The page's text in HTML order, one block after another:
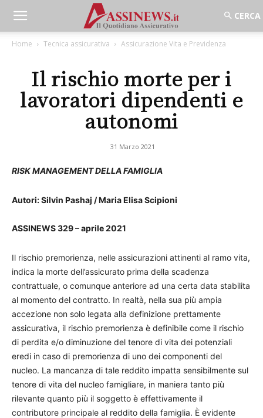
Home Tecnica assicurativa Assicurazione Vita e Previdenza
Il rischio morte per i
lavoratori dipendenti e
autonomi
31 Marzo 2021
RISK MANAGEMENT DELLA FAMIGLIA
Autori: Silvin Pashaj / Maria Elisa Scipioni
ASSINEWS 329 – aprile 2021
Il rischio premorienza, nelle assicurazioni attinenti al ramo vita,
indica la morte dell’assicurato prima della scadenza
contrattuale, o comunque anteriore ad una certa data stabilita
al momento del contratto. In realtà, nella sua più ampia
accezione non solo legata alla definizione prettamente
assicurativa, il rischio premorienza è definibile come il rischio
di perdita e/o diminuzione del tenore di vita dei potenziali
eredi in caso di premorienza di uno dei componenti del
nucleo. La mancanza di tale reddito impatta sensibilmente sul
tenore di vita del nucleo famigliare, in maniera tanto più
rilevante quanto più il soggetto è effettivamente il
contributore principale al reddito della famiglia. È evidente